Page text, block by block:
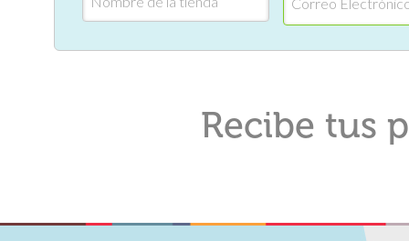
Recibe tus